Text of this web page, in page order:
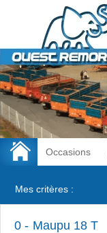
Occasions
Mes critères :
0 Maupu 18 T